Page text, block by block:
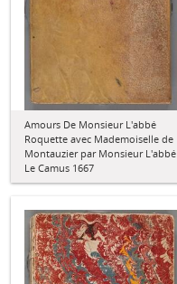
Amours De Monsieur L'abbé
Roquette avec Mademoiselle de
Montauzier par Monsieur L'abbé
Le Camus 1667